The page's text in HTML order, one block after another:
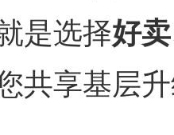
是选择好
共享基层